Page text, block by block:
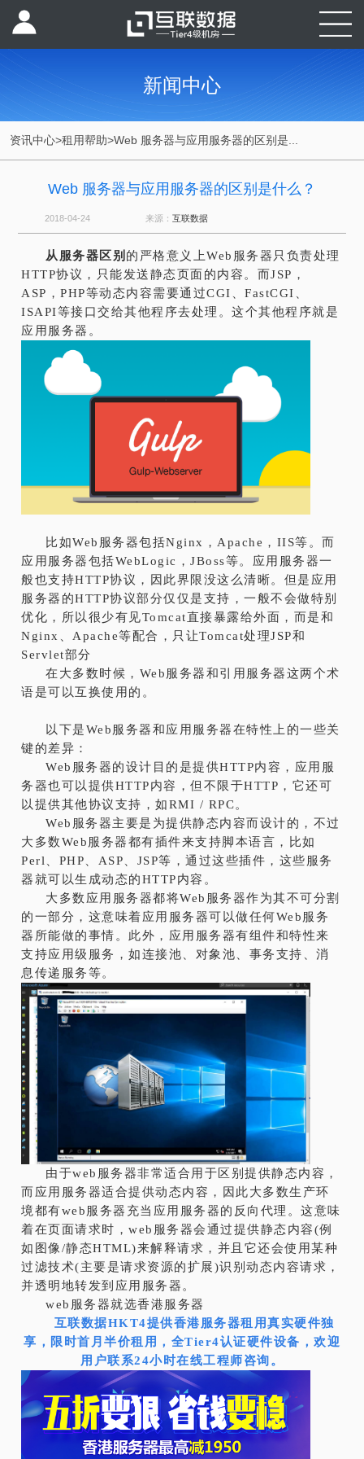
新闻中心
资讯中心>租用帮助>Web 服务器与应用服务器的区别是...
Web 服务器与应用服务器的区别是什么？
2018-04-24 来源： 互联数据
从服务器区别 的严格意义上Web服务器只负责处理
HTTP协议，只能发送静态页面的内容。而JSP，
ASP，PHP等动态内容需要通过CGI、FastCGI、
ISAPI等接口交给其他程序去处理。这个其他程序就是
应用服务器。
比如Web服务器包括Nginx，Apache，IIS等。而
应用服务器包括WebLogic，JBoss等。应用服务器一
般也支持HTTP协议，因此界限没这么清晰。但是应用
服务器的HTTP协议部分仅仅是支持，一般不会做特别
优化，所以很少有见Tomcat直接暴露给外面，而是和
Nginx、Apache等配合，只让Tomcat处理JSP和
Servlet部分
在大多数时候，Web服务器和引用服务器这两个术
语是可以互换使用的。
以下是Web服务器和应用服务器在特性上的一些关
键的差异：
Web服务器的设计目的是提供HTTP内容，应用服
务器也可以提供HTTP内容，但不限于HTTP，它还可
以提供其他协议支持，如RMI / RPC。
Web服务器主要是为提供静态内容而设计的，不过
大多数Web服务器都有插件来支持脚本语言，比如
Perl、PHP、ASP、JSP等，通过这些插件，这些服务
器就可以生成动态的HTTP内容。
大多数应用服务器都将Web服务器作为其不可分割
的一部分，这意味着应用服务器可以做任何Web服务
器所能做的事情。此外，应用服务器有组件和特性来
支持应用级服务，如连接池、对象池、事务支持、消
息传递服务等。
由于web服务器非常适合用于区别提供静态内容，
而应用服务器适合提供动态内容，因此大多数生产环
境都有web服务器充当应用服务器的反向代理。这意味
着在页面请求时，web服务器会通过提供静态内容(例
如图像/静态HTML)来解释请求，并且它还会使用某种
过滤技术(主要是请求资源的扩展)识别动态内容请求，
并透明地转发到应用服务器。
web服务器就选香港服务器
互联数据HKT4提供香港服务器租用真实硬件独
享，限时首月半价租用，全Tier4认证硬件设备，欢迎
用户联系24小时在线工程师咨询。